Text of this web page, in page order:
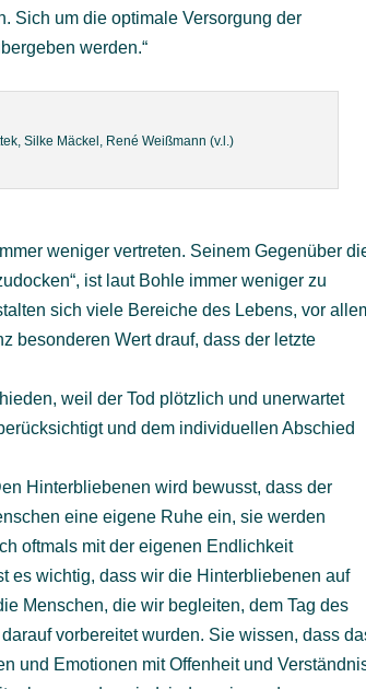
Sich um die optimale Versorgung der
werden.“
Silke Mäckel, René Weißmann (v.l.)
weniger vertreten. Seinem Gegenüber
ist laut Bohle immer weniger zu
sich viele Bereiche des Lebens, vor
besonderen Wert drauf, dass der letzte
weil der Tod plötzlich und unerwartet
und dem individuellen Abschied
Hinterbliebenen wird bewusst, dass der
eine eigene Ruhe ein, sie werden
oftmals mit der eigenen Endlichkeit
es wichtig, dass wir die Hinterbliebenen auf
Menschen, die wir begleiten, dem Tag des
vorbereitet wurden. Sie wissen, dass
und Emotionen mit Offenheit und